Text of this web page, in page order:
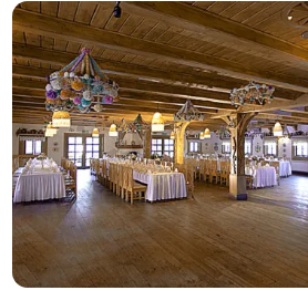
Sala Bankietowa